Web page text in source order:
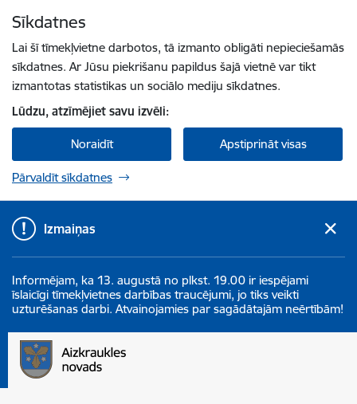
Sīkdatnes
Lai šī tīmekļvietne darbotos, tā izmanto obligāti nepieciešamās
sīkdatnes. Ar Jūsu piekrišanu papildus šajā vietnē var tikt
izmantotas statistikas un sociālo mediju sīkdatnes.
Lūdzu, atzīmējiet savu izvēli:
Noraidīt Apstiprināt visas
Pārvaldīt sīkdatnes
Izmaiņas
Informējam, ka 13. augustā no plkst. 19.00 ir iespējami
īslaicīgi tīmekļvietnes darbības traucējumi, jo tiks veikti
uzturēšanas darbi. Atvainojamies par sagādātajām neērtībām!